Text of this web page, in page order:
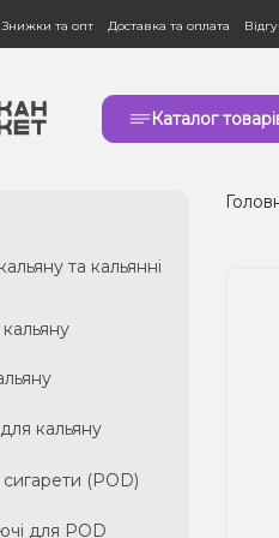
Знижки та опт Доставка та оплата
Каталог
та кальянні
кальяну
сигарети (POD)
для POD
та кальянні
кальяну
сигарети (POD)
для POD